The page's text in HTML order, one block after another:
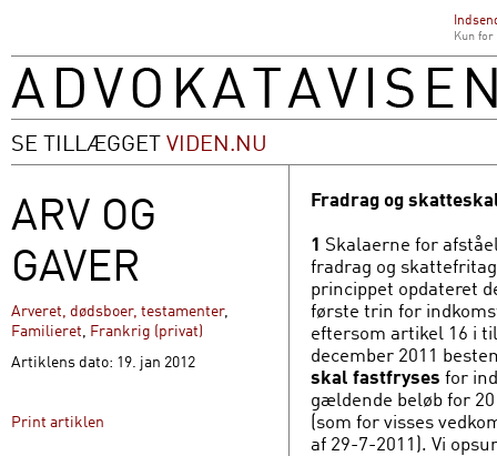
Kun
SE TILLÆGGETVIDEN.NU
ARV OG
GAVER
Arveret, dødsboer, testamenter,
Familieret Frankrig (privat)
Artiklens dato: 19. jan 2012
Print artiklen
Fradrag og
1 Skalaerne for
fradrag og
princippet opdateret
første trin for
eftersom artikel 16 i
december 2011
skal fastfryses for
gældende beløb for
(som for visses
af 29-7-2011). Vi